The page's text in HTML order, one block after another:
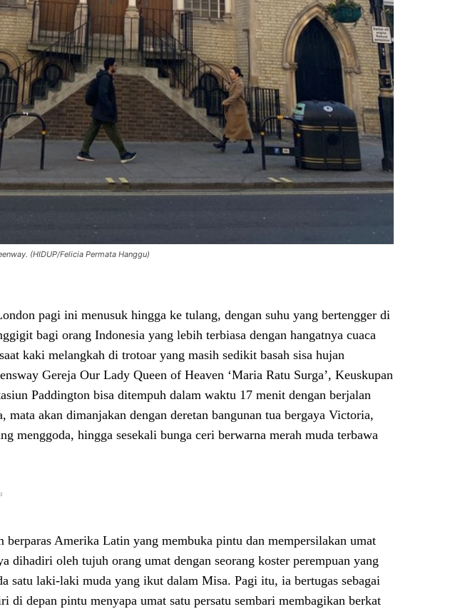
(HIDUP/Felicia Permata Hanggu)
pagi ini menusuk hingga ke tulang, dengan suhu yang bertengger di
bagi orang Indonesia yang lebih terbiasa dengan hangatnya cuaca
kaki melangkah di trotoar yang masih sedikit basah sisa hujan
Gereja Our Lady Queen of Heaven ‘Maria Ratu Surga’, Keuskupan
Paddington bisa ditempuh dalam waktu 17 menit dengan berjalan
akan dimanjakan dengan deretan bangunan tua bergaya Victoria,
menggoda, hingga sesekali bunga ceri berwarna merah muda terbawa
berparas Amerika Latin yang membuka pintu dan mempersilakan umat
dihadiri oleh tujuh orang umat dengan seorang koster perempuan yang
satu laki-laki muda yang ikut dalam Misa. Pagi itu, ia bertugas sebagai
di depan pintu menyapa umat satu persatu sembari membagikan berkat